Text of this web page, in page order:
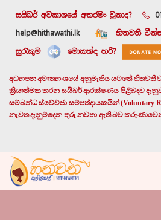
සයිබර් අවකාශයේ අතරමං වුනාද?
help@hithawathi.lk
හිතවතී
සුරැකුම
මොකක්ද හරි?
අධ්‍යාපන අමාත්‍යාංශයේ අනුමැතිය යටතේ හිතවතී
ක්‍රියාත්මක කරන සයිබර් ආරක්ෂණය පිළිබඳව
සම්බන්ධ ස්වේච්ඡා සම්පත්දායකයින් (Voluntary
නැවත දැනුම්දෙන තුරු නවතා ඇති බව